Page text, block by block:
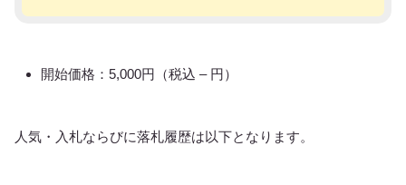
開始価格：5,000円（税込 – 円）
人気・入札ならびに落札履歴は以下となります。